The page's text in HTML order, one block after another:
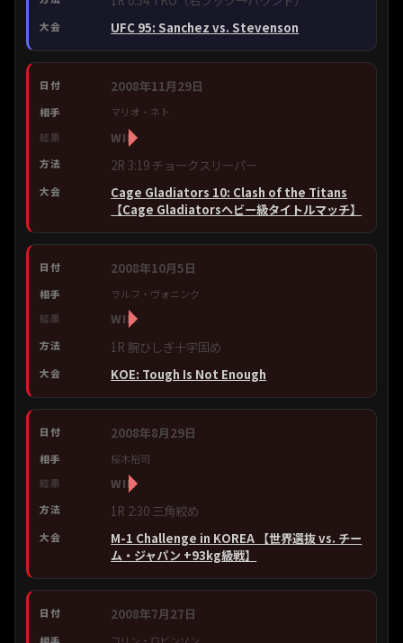
UFC 95: Sanchez vs. Stevenson
2008年11月29日
マリオ・ネト
WIN
2R 3:19 チョークスリーパー
Cage Gladiators 10: Clash of the Titans
【Cage Gladiatorsヘビー級タイトルマッチ】
2008年10月5日
ラルフ・ヴォニンク
WIN
1R 腕ひしぎ十字固め
KOE: Tough Is Not Enough
2008年8月29日
桜木裕司
WIN
1R 2:30 三角絞め
M-1 Challenge in KOREA 【世界選抜 vs. チー
ム・ジャパン +93kg級戦】
2008年7月27日
コリン・ロビンソン